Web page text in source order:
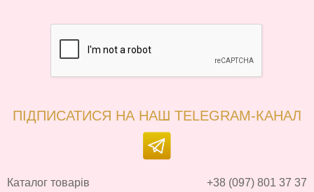
ПІДПИСАТИСЯ НА НАШ TELEGRAM-КАНАЛ
Каталог товарів +38 (097) 801 37 37